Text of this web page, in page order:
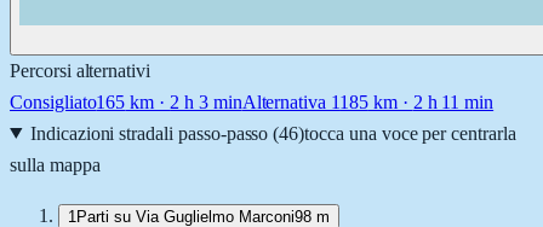
Percorsi alternativi
Consigliato165 km · 2 h 3 minAlternativa 1185km · 2 h 11 min
Indicazioni stradali passo-passo (46)tocca una voce per centrarla
sulla mappa
1 Parti su Via Guglielmo Marconi98 m